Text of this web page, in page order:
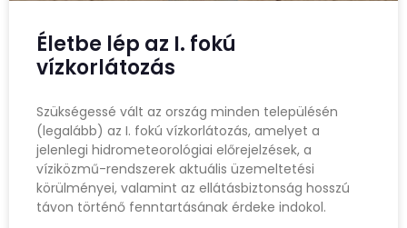
Életbe lép az I. fokú
vízkorlátozás
Szükségessé vált az ország minden településén
(legalább) az I. fokú vízkorlátozás, amelyet a
jelenlegi hidrometeorológiai előrejelzések, a
víziközmű-rendszerek aktuális üzemeltetési
körülményei, valamint az ellátásbiztonság hosszú
távon történő fenntartásának érdeke indokol.